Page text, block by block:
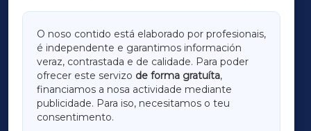
O noso contido está elaborado por profesionais,
é independente e garantimos información
veraz, contrastada e de calidade. Para poder
ofrecer este servizo de forma gratuíta,
financiamos a nosa actividade mediante
publicidade. Para iso, necesitamos o teu
consentimento.
LUGOXA
TERRACHAXA